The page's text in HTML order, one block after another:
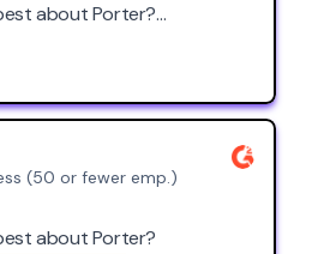
about Porter?
to all the platforms
and ads, LinkedIn, etc)
Studio dashboards for
Solid customer support.
(50 or fewer emp.)